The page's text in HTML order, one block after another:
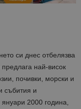
си днес отбелязва
най-висок
почивки, морски и
събития и
2000 година,